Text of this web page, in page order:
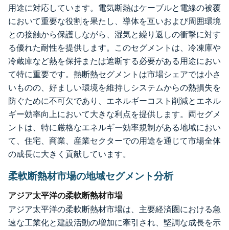
用途に対応しています。電気断熱はケーブルと電線の被覆
において重要な役割を果たし、導体を互いおよび周囲環境
との接触から保護しながら、湿気と繰り返しの衝撃に対す
る優れた耐性を提供します。このセグメントは、冷凍庫や
冷蔵庫など熱を保持または遮断する必要がある用途におい
て特に重要です。熱断熱セグメントは市場シェアでは小さ
いものの、好ましい環境を維持しシステムからの熱損失を
防ぐために不可欠であり、エネルギーコスト削減とエネル
ギー効率向上において大きな利点を提供します。両セグメ
ントは、特に厳格なエネルギー効率規制がある地域におい
て、住宅、商業、産業セクターでの用途を通じて市場全体
の成長に大きく貢献しています。
柔軟断熱材市場の地域セグメント分析
アジア太平洋の柔軟断熱材市場
アジア太平洋の柔軟断熱材市場は、主要経済圏における急
速な工業化と建設活動の増加に牽引され、堅調な成長を示